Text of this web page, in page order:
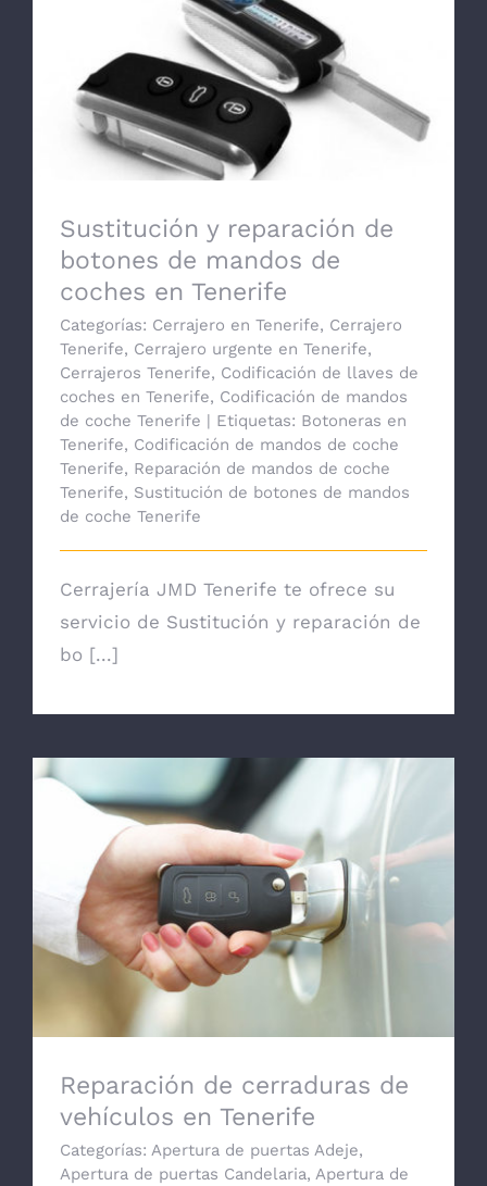
Sustitución y reparación de botones de
mandos de coches en Tenerife
Sustitución y reparación de
botones de mandos de
coches en Tenerife
Categorías: Cerrajero en Tenerife, Cerrajero
Tenerife, Cerrajero urgente en Tenerife,
Cerrajeros Tenerife, Codificación de llaves de
coches en Tenerife, Codificación de mandos
de coche Tenerife
Etiquetas: Botoneras en
Tenerife, Codificación de mandos de coche
Tenerife, Reparación de mandos de coche
Tenerife, Sustitución de botones de mandos
de coche Tenerife
Cerrajería JMD Tenerife te ofrece su
servicio de Sustitución y reparación de
bo [...]
Reparación de cerraduras de vehículos en
Tenerife
Reparación de cerraduras de
vehículos en Tenerife
Categorías: Apertura de puertas Adeje,
Apertura de puertas Candelaria, Apertura de